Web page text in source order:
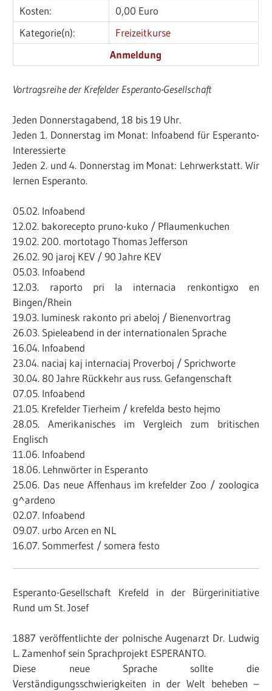
Kosten:
0,00 Euro
Kategorie(n):
Freizeitkurse
Anmeldung
Vortragsreihe der Krefelder Esperanto-Gesellschaft
Jeden Donnerstagabend, 18 bis 19 Uhr.
Jeden 1. Donnerstag im Monat: Infoabend für Esperanto-
Interessierte
Jeden 2. und 4. Donnerstag im Monat: Lehrwerkstatt. Wir
lernen Esperanto.
05.02. Infoabend
12.02. bakorecepto pruno-kuko / Pflaumenkuchen
19.02. 200. mortotago Thomas Jefferson
26.02. 90 jaroj KEV / 90 Jahre KEV
05.03. Infoabend
12.03. raporto pri la internacia renkontigxo en
Bingen/Rhein
19.03. luminesk rakonto pri abeloj / Bienenvortrag
26.03. Spieleabend in der internationalen Sprache
16.04. Infoabend
23.04. naciaj kaj internaciaj Proverboj / Sprichworte
30.04. 80 Jahre Rückkehr aus russ. Gefangenschaft
07.05. Infoabend
21.05. Krefelder Tierheim / krefelda besto hejmo
28.05. Amerikanisches im Vergleich zum britischen
Englisch
11.06. Infoabend
18.06. Lehnwörter in Esperanto
25.06. Das neue Affenhaus im krefelder Zoo / zoologica
g^ardeno
02.07. Infoabend
09.07. urbo Arcen en NL
16.07. Sommerfest / somera festo
Esperanto-Gesellschaft Krefeld in der Bürgerinitiative
Rund um St. Josef
1887 veröffentlichte der polnische Augenarzt Dr. Ludwig
L. Zamenhof sein Sprachprojekt ESPERANTO.
Diese neue Sprache sollte die
Verständigungsschwierigkeiten in der Welt beheben –